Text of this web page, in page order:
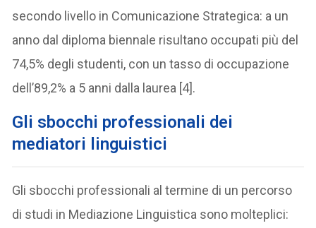
secondo livello in Comunicazione Strategica: a un
anno dal diploma biennale risultano occupati più del
74,5% degli studenti, con un tasso di occupazione
dell’89,2% a 5 anni dalla laurea [4].
Gli sbocchi professionali dei
mediatori linguistici
Gli sbocchi professionali al termine di un percorso
di studi in Mediazione Linguistica sono molteplici: